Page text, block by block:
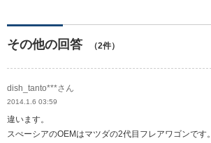
その他の回答 （2件）
dish_tanto***さん
2014.1.6 03:59
違います。
スぺーシアのOEMはマツダの2代目フレアワゴンです。